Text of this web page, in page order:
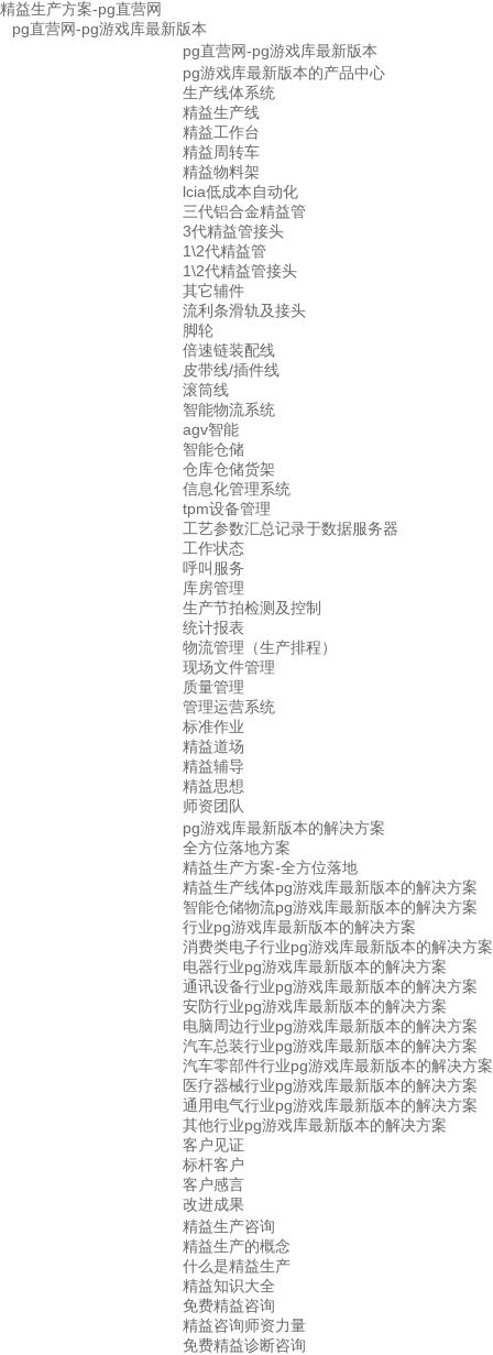
精益生产方案-pg直营网
pg直营网-pg游戏库最新版本
pg直营网-pg游戏库最新版本
pg游戏库最新版本的产品中心
生产线体系统
精益生产线
精益工作台
精益周转车
精益物料架
lcia低成本自动化
三代铝合金精益管
3代精益管接头
1\2代精益管
1\2代精益管接头
其它辅件
流利条滑轨及接头
脚轮
倍速链装配线
皮带线/插件线
滚筒线
智能物流系统
agv智能
智能仓储
仓库仓储货架
信息化管理系统
tpm设备管理
工艺参数汇总记录于数据服务器
工作状态
呼叫服务
库房管理
生产节拍检测及控制
统计报表
物流管理（生产排程）
现场文件管理
质量管理
管理运营系统
标准作业
精益道场
精益辅导
精益思想
师资团队
pg游戏库最新版本的解决方案
全方位落地方案
精益生产方案-全方位落地
精益生产线体pg游戏库最新版本的解决方案
智能仓储物流pg游戏库最新版本的解决方案
行业pg游戏库最新版本的解决方案
消费类电子行业pg游戏库最新版本的解决方案
电器行业pg游戏库最新版本的解决方案
通讯设备行业pg游戏库最新版本的解决方案
安防行业pg游戏库最新版本的解决方案
电脑周边行业pg游戏库最新版本的解决方案
汽车总装行业pg游戏库最新版本的解决方案
汽车零部件行业pg游戏库最新版本的解决方案
医疗器械行业pg游戏库最新版本的解决方案
通用电气行业pg游戏库最新版本的解决方案
其他行业pg游戏库最新版本的解决方案
客户见证
标杆客户
客户感言
改进成果
精益生产咨询
精益生产的概念
什么是精益生产
精益知识大全
免费精益咨询
精益咨询师资力量
免费精益诊断咨询